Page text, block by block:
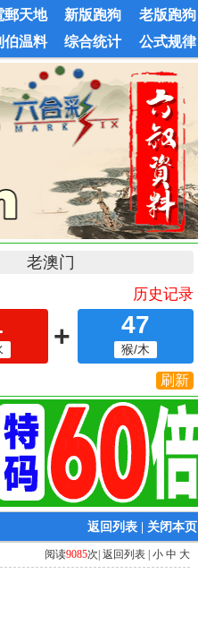
郵天地 新版跑狗
老版跑狗
伯温料 综合统计 公式规律
返回列表 | 关闭本页
阅读9085次| 返回列表 | 小 中 大